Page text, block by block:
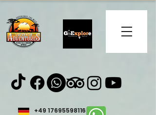
+49 17695598116